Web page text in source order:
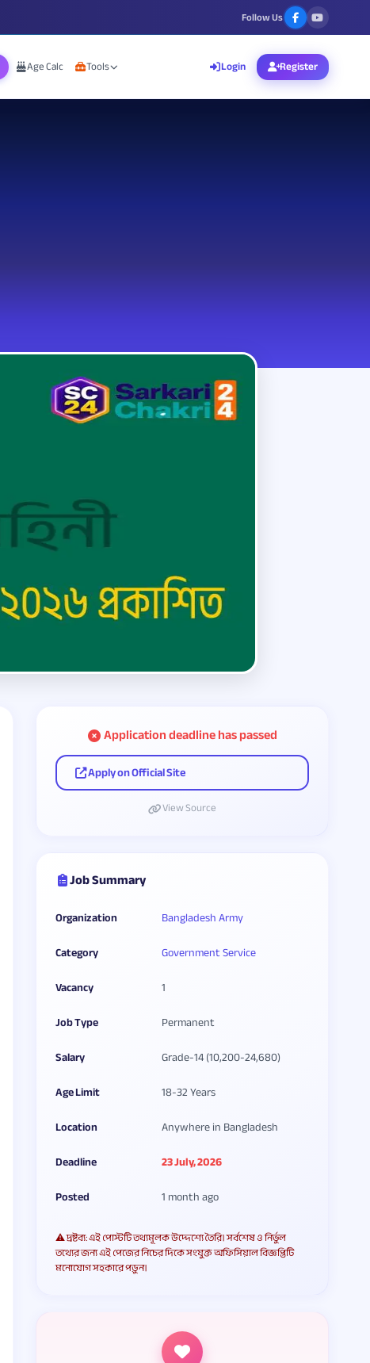
Follow Us
Age Calc Tools Login Register
Application deadline has passed
Apply on Official Site
View Source
Job Summary
Organization
Bangladesh Army
Category
Government Service
Vacancy
1
Job Type
Permanent
Salary
Grade-14 (10,200-24,680)
Age Limit
18-32 Years
Location
Anywhere in Bangladesh
Deadline
23 July, 2026
Posted
1 month ago
⚠️ দ্রষ্টব্য: এই পোস্টটি তথ্যমূলক উদ্দেশ্যে তৈরি। সর্বশেষ ও নির্ভুল
তথ্যের জন্য এই পেজের নিচের দিকে সংযুক্ত অফিসিয়াল বিজ্ঞপ্তিটি
মনোযোগ সহকারে পড়ুন।